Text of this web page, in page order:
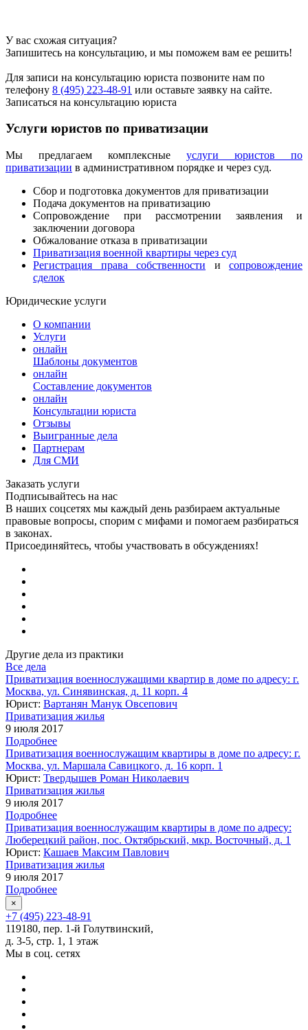
У вас схожая ситуация?
Запишитесь на консультацию, и мы поможем вам ее решить!
Для записи на консультацию юриста позвоните нам по
телефону 8 (495) 223-48-91 или оставьте заявку на сайте.
Записаться на консультацию юриста
Услуги юристов по приватизации
Мы предлагаем комплексные услуги юристов по
приватизации в административном порядке и через суд.
Сбор и подготовка документов для приватизации
Подача документов на приватизацию
Сопровождение при рассмотрении заявления и
заключении договора
Обжалование отказа в приватизации
Приватизация военной квартиры через суд
Регистрация права собственности и сопровождение
сделок
Юридические услуги
О компании
Услуги
онлайн
Шаблоны документов
онлайн
Составление документов
онлайн
Консультации юриста
Отзывы
Выигранные дела
Партнерам
Для СМИ
Заказать услуги
Подписывайтесь на нас
В наших соцсетях мы каждый день разбираем актуальные
правовые вопросы, спорим с мифами и помогаем разбираться
в законах.
Присоединяйтесь, чтобы участвовать в обсуждениях!
Другие дела из практики
Все дела
Приватизация военнослужащими квартир в доме по адресу: г.
Москва, ул. Синявинская, д. 11 корп. 4
Юрист: Вартанян Манук Овсепович
Приватизация жилья
9 июля 2017
Подробнее
Приватизация военнослужащим квартиры в доме по адресу: г.
Москва, ул. Маршала Савицкого, д. 16 корп. 1
Юрист: Твердышев Роман Николаевич
Приватизация жилья
9 июля 2017
Подробнее
Приватизация военнослужащим квартиры в доме по адресу:
Люберецкий район, пос. Октябрьский, мкр. Восточный, д. 1
Юрист: Кашаев Максим Павлович
Приватизация жилья
9 июля 2017
Подробнее
×
+7 (495) 223-48-91
119180, пер. 1-й Голутвинский,
д. 3-5, стр. 1, 1 этаж
Мы в соц. сетях